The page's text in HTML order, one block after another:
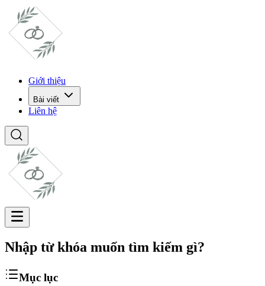
Giới thiệu
Bài viết
Liên hệ
Nhập từ khóa muốn tìm kiếm gì?
Mục lục